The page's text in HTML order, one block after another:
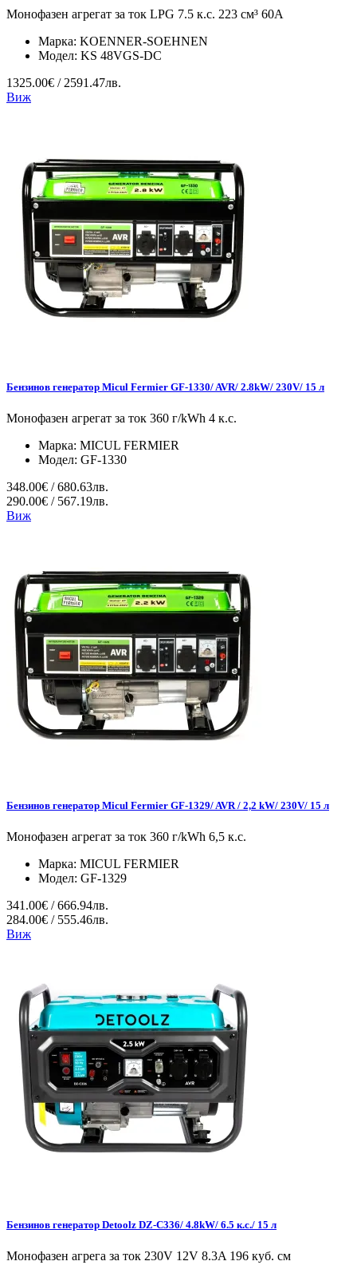
Монофазен агрегат за ток LPG 7.5 к.с. 223 см³ 60А
Марка: KOENNER-SOEHNEN
Модел: KS 48VGS-DC
1325.00€ / 2591.47лв.
Виж
Бензинов генератор Micul Fermier GF-1330/ AVR/ 2.8kW/ 230V/ 15 л
Монофазен агрегат за ток 360 г/kWh 4 к.с.
Марка: MICUL FERMIER
Модел: GF-1330
348.00€ / 680.63лв.
290.00€ / 567.19лв.
Виж
Бензинов генератор Micul Fermier GF-1329/ AVR / 2,2 kW/ 230V/ 15 л
Монофазен агрегат за ток 360 г/kWh 6,5 к.с.
Марка: MICUL FERMIER
Модел: GF-1329
341.00€ / 666.94лв.
284.00€ / 555.46лв.
Виж
Бензинов генератор Detoolz DZ-C336/ 4.8kW/ 6.5 к.с./ 15 л
Монофазен агрега за ток 230V 12V 8.3A 196 куб. см